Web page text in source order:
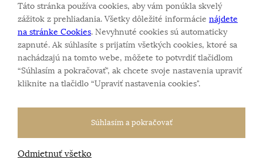
Kontakt
Sme rodinná firma a zameriavame sa na predaj hodiniek
a šperkov od roku 1994.
Pozrite sa na naše ďaľšie web stránky.
Táto stránka používa cookies, aby vám ponúkla skvelý
zážitok z prehliadania. Všetky dôležité informácie nájdete
na stránke Cookies. Nevyhnuté cookies sú automaticky
zapnuté. Ak súhlasíte s prijatím všetkých cookies, ktoré sa
nachádzajú na tomto webe, môžete to potvrdiť tlačidlom
“Súhlasím a pokračovať", ak chcete svoje nastavenia upraviť
kliknite na tlačidlo “Upraviť nastavenia cookies".
Súhlasím a pokračovať
Odmietnuť všetko